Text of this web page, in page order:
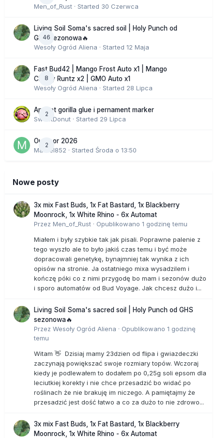
Men_of_Rust · Started 30 Czerwca
46
Living Soil Soma's sacred soil | Holy Punch od
GHS sezonowa🔥
Wesoły Ogród Aliena · Started 12 Maja
8
Fast Bud42 | Mango Frost Auto x1 | Mango
Cherry Runtz x2 | GMO Auto x1
Wesoły Ogród Aliena · Started 28 Lipca
2
Apricot gorilla glue i pernament marker
SweetDonut · Started 29 Lipca
2
Outdoor 2026
Marcel852 · Started Środa o 13:50
Nowe posty
3x mix Fast Buds, 1x Fat Bastard, 1x Blackberry
Moonrock, 1x White Rhino - 6x Automat
Przez Men_of_Rust · Opublikowano 1 godzinę temu
Miałem i były szybkie tak jak pisali. Poprawne palenie z
tego wyszło ale to było jakiś czas temu i być może
dopracowali genetykę, bynajmniej tak wynika z ich
opisów na stronie. Ja ostatniego mixa wysadzilem i
kończę póki co z nimi przygodę bo mam i sezonów dużo
i sporo automatów od Bud Voyage. Jak chcesz dużo i...
Living Soil Soma's sacred soil | Holy Punch od GHS
sezonowa🔥
Przez Wesoły Ogród Aliena · Opublikowano 1 godzinę
temu
Witam 👋 Dzisiaj mamy 23dzien od flipa i gwiazdeczki
zaczynają powiększać swoje rozmiary topów. Wczoraj
kiedy je podlewałem to dodałem po 0,25g soli epsom dla
leciutkiej korekty i nie chce przesadzić bo widać po
roślinach że nie brakuję im niczego. A pamiętajmy że
przesadzić jest dość łatwo a co za dużo to nie zdrowo...
3x mix Fast Buds, 1x Fat Bastard, 1x Blackberry
Moonrock, 1x White Rhino - 6x Automat